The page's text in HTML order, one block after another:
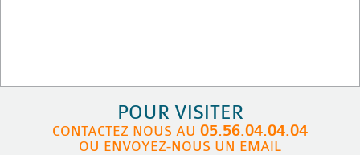
POUR VISITER
CONTACTEZ NOUS AU 05.56.04.04.04
OU ENVOYEZ-NOUS UN EMAIL